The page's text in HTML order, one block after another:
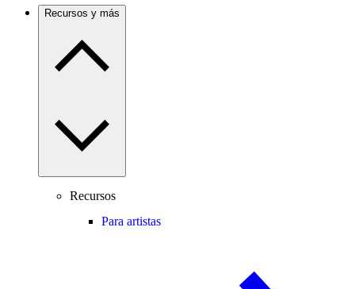
Recursos y más
Recursos
Para artistas